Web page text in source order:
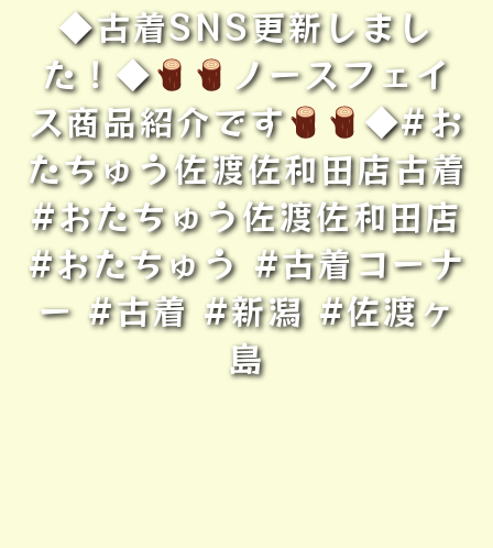
◆古着SNS更新しまし
た！◆
ノースフェイ
ス商品紹介です
◆#お
たちゅう佐渡佐和田店古着
#おたちゅう佐渡佐和田店
#おたちゅう #古着コーナ
ー #古着 #新潟 #佐渡ヶ
島